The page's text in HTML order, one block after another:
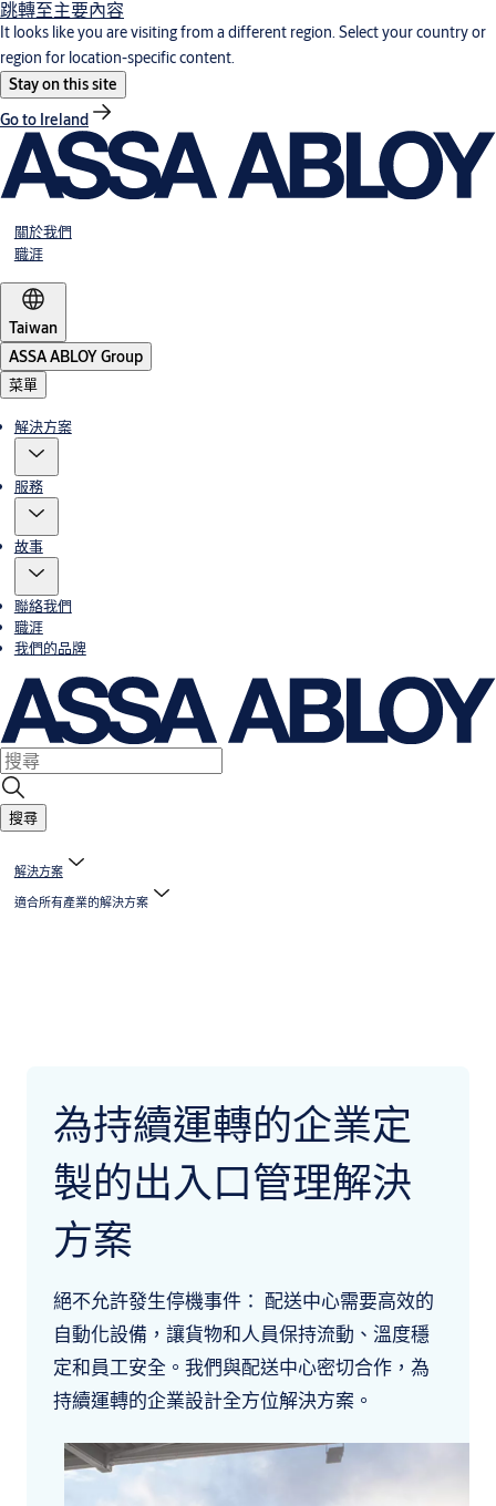
跳轉至主要內容
It looks like you are visiting from a different region. Select your country or
region for location-specific content.
Stay on this site
Go to Ireland
關於我們
職涯
Taiwan
ASSA ABLOY Group
菜單
解決方案
服務
故事
聯絡我們
職涯
我們的品牌
搜尋
解決方案
適合所有產業的解決方案
為持續運轉的企業定
製的出入口管理解決
方案
絕不允許發生停機事件： 配送中心需要高效的
自動化設備，讓貨物和人員保持流動、溫度穩
定和員工安全。我們與配送中心密切合作，為
持續運轉的企業設計全方位解決方案。